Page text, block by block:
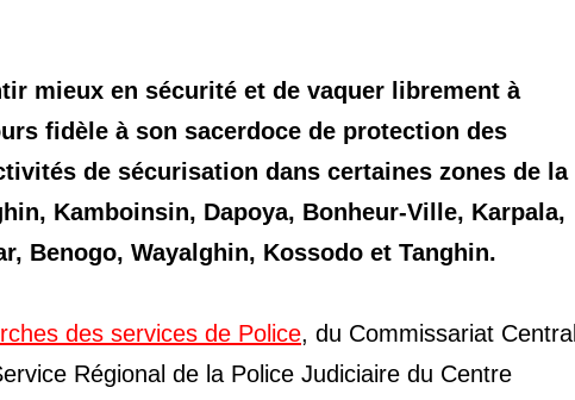
mieux en sécurité et de vaquer librement à
fidèle à son sacerdoce de protection des
de sécurisation dans certaines zones de la
Kamboinsin, Dapoya, Bonheur-Ville, Karpala,
Benogo, Wayalghin, Kossodo et Tanghin.
des services de Police, du Commissariat Central
Régional de la Police Judiciaire du Centre